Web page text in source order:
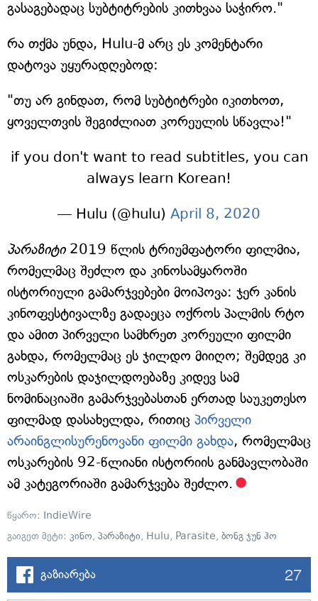
გასაგებადაც სუბტიტრების კითხვაა საჭირო."
რა თქმა უნდა, Hulu-მ არც ეს კომენტარი
დატოვა უყურადღებოდ:
"თუ არ გინდათ, რომ სუბტიტრები იკითხოთ,
ყოველთვის შეგიძლიათ კორეულის სწავლა!"
if you don't want to read subtitles, you can
always learn Korean!
— Hulu (@hulu) April 8, 2020
პარაზიტი 2019 წლის ტრიუმფატორი ფილმია,
რომელმაც შეძლო და კინოსამყაროში
ისტორიული გამარჯვებები მოიპოვა: ჯერ კანის
კინოფესტივალზე გადაეცა ოქროს პალმის რტო
და ამით პირველი სამხრეთ კორეული ფილმი
გახდა, რომელმაც ეს ჯილდო მიიღო; შემდეგ კი
ოსკარების დაჯილდოებაზე კიდევ სამ
ნომინაციაში გამარჯვებასთან ერთად საუკეთესო
ფილმად დასახელდა, რითიც პირველი
არაინგლისურენოვანი ფილმი გახდა, რომელმაც
ოსკარების 92-წლიანი ისტორიის განმავლობაში
ამ კატეგორიაში გამარჯვება შეძლო.
წყარო: IndieWire
გაიგეთ მეტი: კინო, პარაზიტი, Hulu, Parasite, ბონგ ჯუნ ჰო
გაზიარება 27